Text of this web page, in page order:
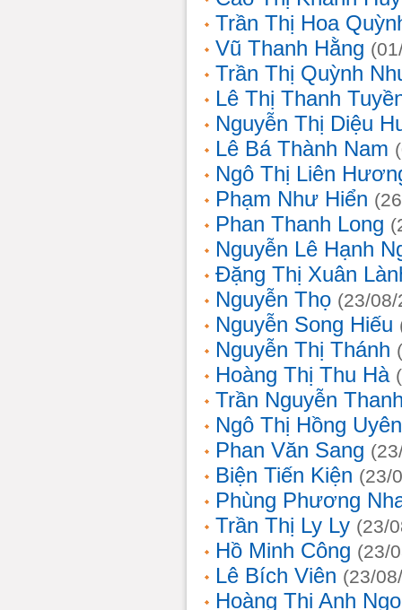
Trần Thị Hoa
Vũ Thanh Hằng
Trần Thị Quỳnh
Lê Thị Thanh
Nguyễn Thị Diệu
Lê Bá Thành Nam
Ngô Thị Liên
Phạm Như Hiển
Phan Thanh Long
Nguyễn Lê Hạnh
Đặng Thị Xuân
Nguyễn Thọ (23/
Nguyễn Song Hiếu
Nguyễn Thị Thánh
Hoàng Thị Thu Hà
Trần Nguyễn
Ngô Thị Hồng Uyên
Phan Văn Sang
Biện Tiến Kiện (23/
Phùng Phương
Trần Thị Ly Ly (23/
Hồ Minh Công (23/
Lê Bích Viên (23/
Hoàng Thị Anh